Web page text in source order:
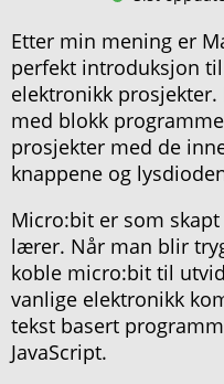
Etter min mening er
perfekt introduksjon
elektronikk
med blokk
prosjekter med de
knappene og
Micro:bit er som
lærer. Når man blir
koble micro:bit til
vanlige elektronikk
tekst basert
JavaScript.